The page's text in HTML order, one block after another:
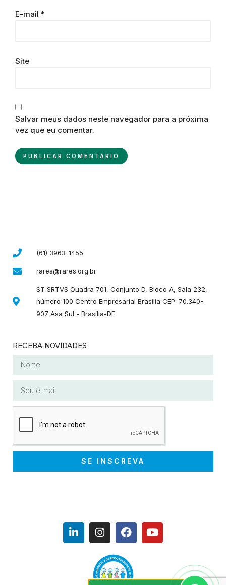
E-mail *
Site
Salvar meus dados neste navegador para a próxima
vez que eu comentar.
(61) 3963-1455
rares@rares.org.br
ST SRTVS Quadra 701, Conjunto D, Bloco A, Sala 232,
número 100 Centro Empresarial Brasília CEP: 70.340-
907 Asa Sul - Brasília-DF
RECEBA NOVIDADES
SE INSCREVA